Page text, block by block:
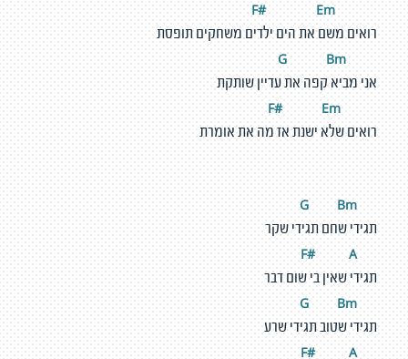
# Em
רואים משם את הים ילדים משחקים תופסת
Bm
אני מביא קפה את עדיין שותקת
# Em
רואים שלא ישנת אז מה את אומרת
Bm
תגידי שחם תגידי שקר
F
# A
תגידי שאין בי שום דבר
Bm
תגידי שטוב תגידי שרע
F
# A